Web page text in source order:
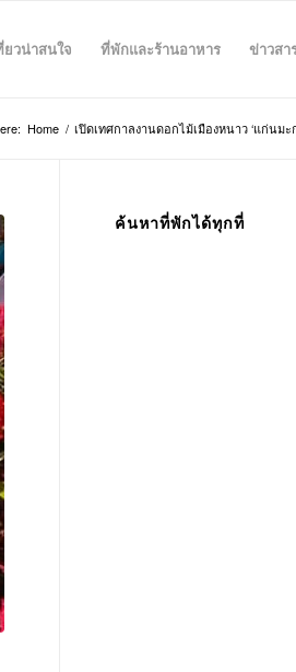
วน่าสนใจ ที่พักและร้านอาหาร ข่าวสา
Home / เปิดเทศกาลงานดอกไม้เมืองหนาว ‘แก่นมะ
ค้นหาที่พักได้ทุกที่